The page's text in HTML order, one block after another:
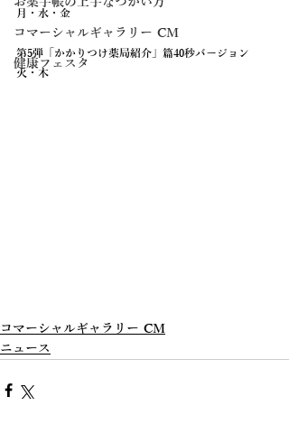
コマーシャルギャラリー CM
健康フェスタ
月・水・金
第5弾「かかりつけ薬局紹介」篇40秒バージョン
火・木
コマーシャルギャラリー CM
ニュース